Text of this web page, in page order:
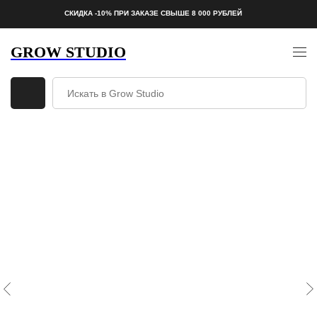
СКИДКА -10% ПРИ ЗАКАЗЕ СВЫШЕ 8 000 РУБЛЕЙ
GROW STUDIO